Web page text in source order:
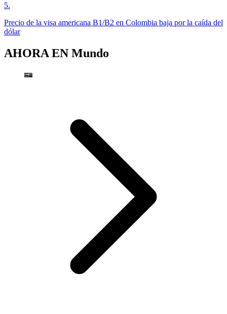
5.
Precio de la visa americana B1/B2 en Colombia baja por la caída del
dólar
AHORA EN Mundo